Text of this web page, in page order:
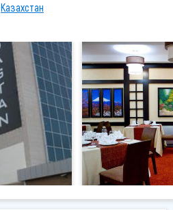
Казахстан